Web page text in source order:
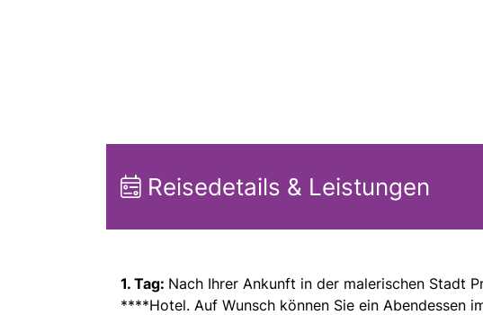
Reisedetails & Leistungen
1. Tag: Nach Ihrer Ankunft in der malerischen Stadt
****Hotel. Auf Wunsch können Sie ein Abendessen